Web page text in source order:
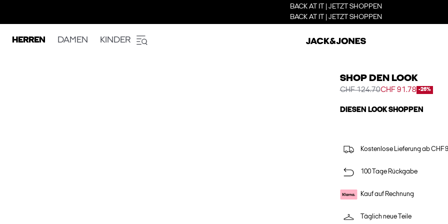
BACK AT IT | JETZT SHOPPEN
BACK AT IT | JETZT SHOPPEN
HERREN DAMEN KINDER
SHOP DEN LOOK
CHF 124.70CHF 91.78 -26%
DIESEN LOOK SHOPPEN
Kostenlose Lieferung ab CHF
100 Tage Rückgabe
Kauf auf Rechnung
Täglich neue Teile